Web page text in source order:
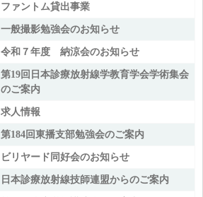
ファントム貸出事業
一般撮影勉強会のお知らせ
令和７年度 納涼会のお知らせ
第19回日本診療放射線学教育学会学術集会
のご案内
求人情報
第184回東播支部勉強会のご案内
ビリヤード同好会のお知らせ
日本診療放射線技師連盟からのご案内